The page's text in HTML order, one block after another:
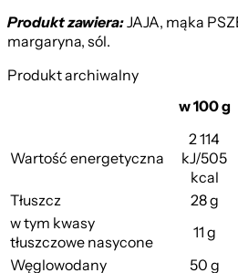
Produkt zawiera:JAJA, mąka
margaryna, sól.
Produkt archiwalny
w 100 g
Wartość energetyczna
2 114
kJ/505
kcal
Tłuszcz 28 g
w tym kwasy
tłuszczowe nasycone
11 g
Węglowodany
50 g